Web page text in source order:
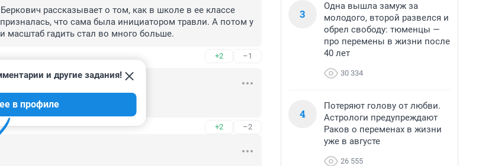
Беркович рассказывает о том, как в школе в ее классе
что сама была инициатором травли. А потом у
масштаб гадить стал во много больше.
+2 –1
+2 –2
и другие задания!
в профиле
3
Одна вышла замуж за
молодого, второй развелся и
обрел свободу: тюменцы —
про перемены в жизни после
40 лет
30 334
4
Потеряют голову от любви.
Астрологи предупреждают
Раков о переменах в жизни
уже в августе
26 555